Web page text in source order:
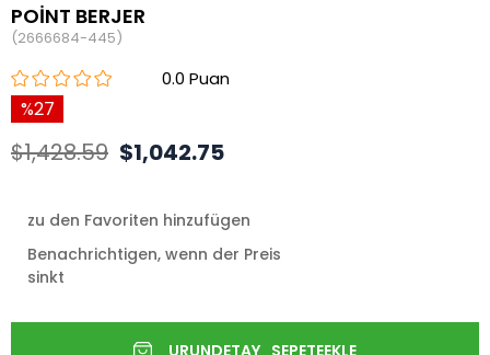
POİNT BERJER
(2666684-445)
0.0
27
$1,428.59 $1,042.75
zu den Favoriten hinzufügen
Benachrichtigen, wenn der Preis
sinkt